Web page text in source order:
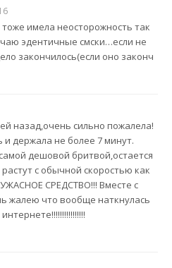
имела неосторожность так
эдентичные смски…если не
закончилось(если оно законч
назад,очень сильно пожалела!
и держала не более 7 минут.
дешовой бритвой,остается
с обычной скоростью как
СРЕДСТВО!!! Вместе с
жалею что вообще наткнулась